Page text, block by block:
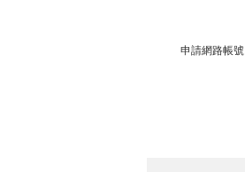
申請網路帳號